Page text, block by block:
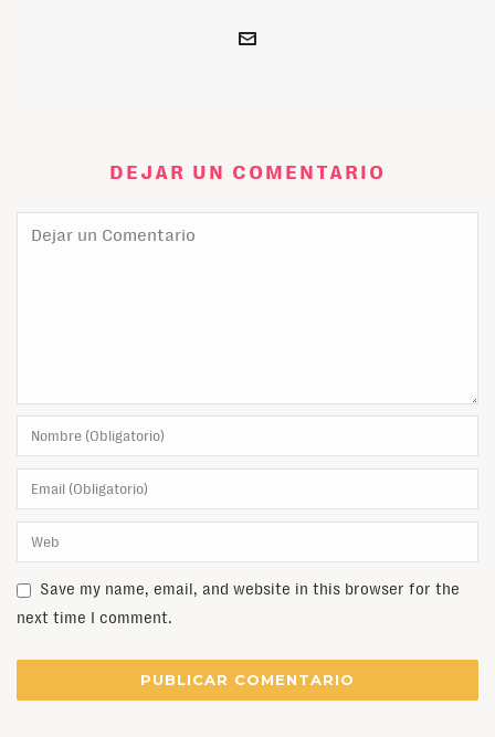
DEJAR UN COMENTARIO
Save my name, email, and website in this browser for the
next time I comment.